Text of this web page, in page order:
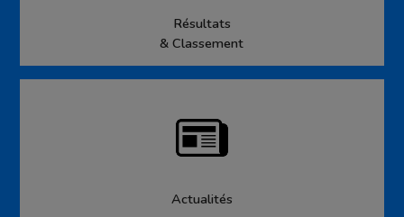
Résultats
& Classement
Actualités